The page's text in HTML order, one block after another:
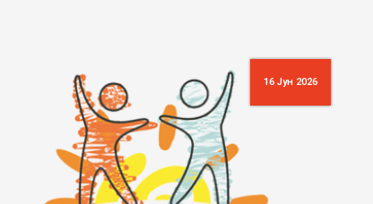
16 Јун 2026